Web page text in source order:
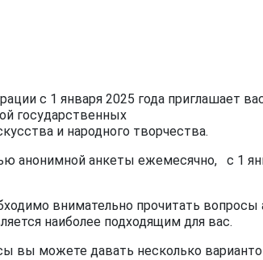
с 1 января 2025 года приглашает
государственных
и народного творчества.
анонимной анкеты ежемесячно, с 1
внимательно прочитать вопросы
наиболее подходящим для вас.
вы можете давать несколько